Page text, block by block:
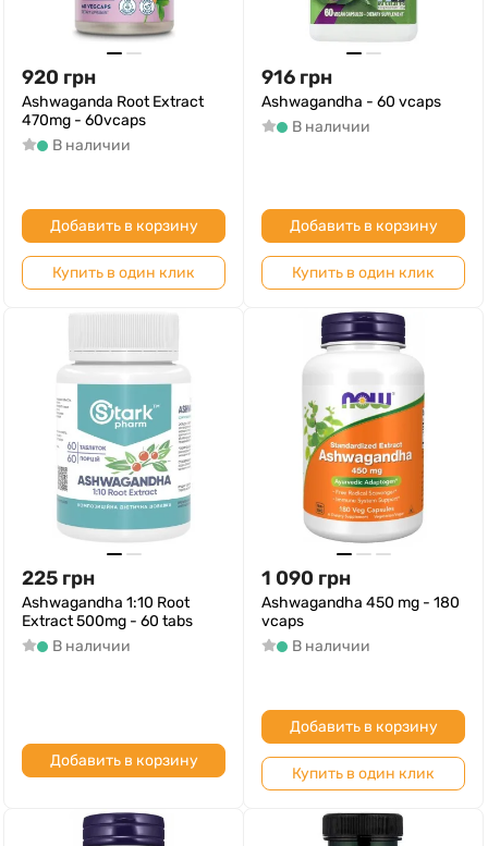
920 грн
Ashwaganda Root Extract
470mg - 60vcaps
В наличии
Добавить в корзину
Купить в один клик
916 грн
Ashwagandha - 60 vcaps
В наличии
Добавить в корзину
Купить в один клик
225 грн
Ashwagandha 1:10 Root
Extract 500mg - 60 tabs
В наличии
Добавить в корзину
1 090 грн
Ashwagandha 450 mg - 180
vcaps
В наличии
Добавить в корзину
Купить в один клик